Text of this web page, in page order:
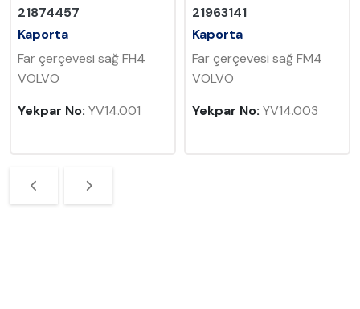
21874457
Kaporta
Far çerçevesi sağ FH4
VOLVO
Yekpar No: YV14.001
21963141
Kaporta
Far çerçevesi sağ FM4
VOLVO
Yekpar No: YV14.003